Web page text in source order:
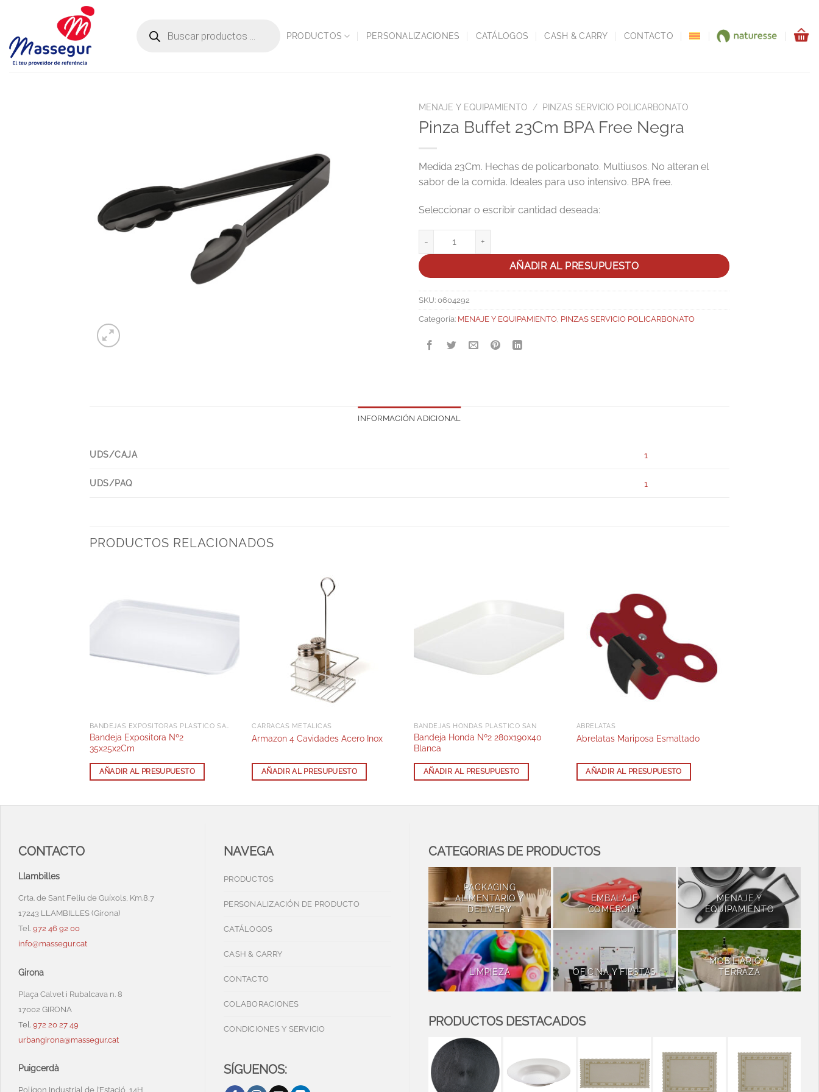
contenido
productos
PRODUCTOS PERSONALIZACIONES CATÁLOGOS CASH & CARRY CONTACTO
MENAJE Y EQUIPAMIENTO / PINZAS SERVICIO POLICARBONATO
Pinza Buffet 23Cm BPA Free Negra
Medida 23Cm. Hechas de policarbonato. Multiusos. No alteran el
sabor de la comida. Ideales para uso intensivo. BPA free.
AÑADIR AL PRESUPUESTO
SKU: 0604292
Categoría: MENAJE Y EQUIPAMIENTO PINZAS SERVICIO POLICARBONATO
INFORMACIÓN ADICIONAL
UDS/CAJA 1
UDS/PAQ 1
PRODUCTOS RELACIONADOS
BANDEJAS EXPOSITORAS PLÁSTICO SAN
Bandeja Expositora Nº2
35x25x2Cm
AÑADIR AL PRESUPUESTO
CARRACAS METÁLICAS
Armazon 4 Cavidades Acero Inox
AÑADIR AL PRESUPUESTO
BANDEJAS HONDAS PLÁSTICO SAN
Bandeja Honda Nº2 280x190x40
Blanca
AÑADIR AL PRESUPUESTO
ABRELATAS
Abrelatas Mariposa Esmaltado
AÑADIR AL PRESUPUESTO
CONTACTO
Llambilles
Crta. de Sant Feliu de Guíxols, Km.8,7
17243 LLAMBILLES (Girona)
Tel. 972 46 92 00
info@massegur.cat
Girona
Plaça Calvet i Rubalcava n. 8
17002 GIRONA
Tel. 972 20 27 49
urbangirona@massegur.cat
Puigcerdà
Polígon Industrial de l’Estació, 14H
NAVEGA
PRODUCTOS
PERSONALIZACIÓN DE PRODUCTO
CATÁLOGOS
CASH & CARRY
CONTACTO
COLABORACIONES
CONDICIONES Y SERVICIO
SÍGUENOS:
CATEGORIAS DE PRODUCTOS
PACKAGING
ALIMENTARIO Y
DELIVERY
EMBALAJE
COMERCIAL
MENAJE Y
EQUIPAMIENTO
LIMPIEZA OFICINA Y FIESTAS
MOBILIARIO Y
TERRAZA
PRODUCTOS DESTACADOS